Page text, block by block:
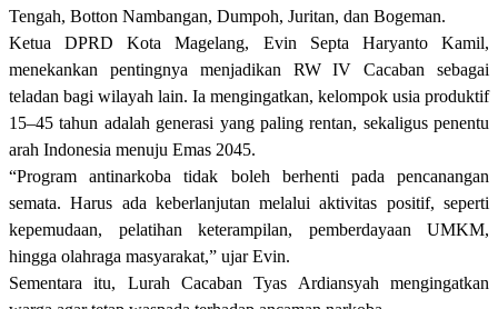
Tengah, Botton Nambangan, Dumpoh, Juritan, dan Bogeman.
Ketua DPRD Kota Magelang, Evin Septa Haryanto Kamil,
menekankan pentingnya menjadikan RW IV Cacaban sebagai
teladan bagi wilayah lain. Ia mengingatkan, kelompok usia produktif
15–45 tahun adalah generasi yang paling rentan, sekaligus penentu
arah Indonesia menuju Emas 2045.
“Program antinarkoba tidak boleh berhenti pada pencanangan
semata. Harus ada keberlanjutan melalui aktivitas positif, seperti
kepemudaan, pelatihan keterampilan, pemberdayaan UMKM,
hingga olahraga masyarakat,” ujar Evin.
Sementara itu, Lurah Cacaban Tyas Ardiansyah mengingatkan